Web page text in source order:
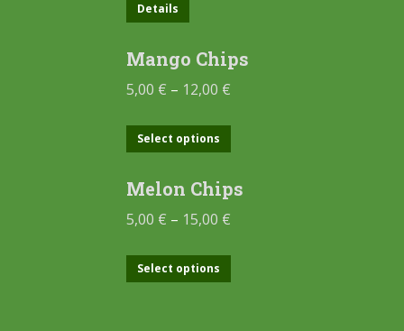
Details
Mango Chips
5,00 € – 12,00 €
Select options
Melon Chips
5,00 € – 15,00 €
Select options